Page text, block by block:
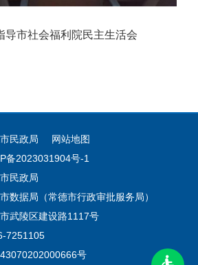
导市社会福利院民主生活会
民政局
网站地图
备2023031904号-1
民政局
数据局（常德市行政审批服务局）
武陵区建设路1117号
7251105
号